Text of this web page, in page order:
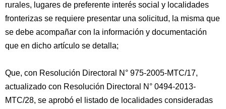
rurales, lugares de preferente interés social y localidades
fronterizas se requiere presentar una solicitud, la misma que
se debe acompañar con la información y documentación
que en dicho artículo se detalla;
Que, con Resolución Directoral N° 975-2005-MTC/17,
actualizado con Resolución Directoral N° 0494-2013-
MTC/28, se aprobó el listado de localidades consideradas